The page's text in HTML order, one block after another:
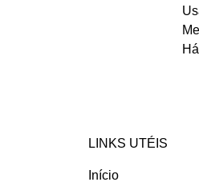
LINKS UTÉIS
Início